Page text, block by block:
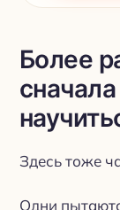
Более
Здесь тоже
Одни